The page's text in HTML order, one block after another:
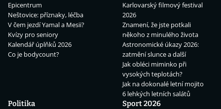
Epicentrum
Neštovice: příznaky, léčba
V čem jezdí Yamal a Mesii?
Kvízy pro seniory
Kalendář úplňků 2026
Co je bodycount?
Karlovarský filmový festival
2026
Znamení, že jste potkali
někoho z minulého života
Astronomické úkazy 2026:
zatmění slunce a další
Jak obléci miminko při
vysokých teplotách?
Jak na dokonalé letní mojito
6 lehkých letních salátů
Politika
Sport 2026